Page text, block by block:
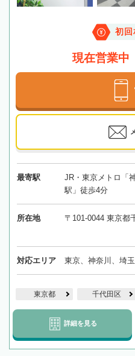
初回
現在営業中
最寄駅
JR・東京メトロ「
駅」徒歩4分
所在地 〒101-0044 東京都
対応エリア 東京、神奈川、埼
東京都 千代田区
詳細を見る